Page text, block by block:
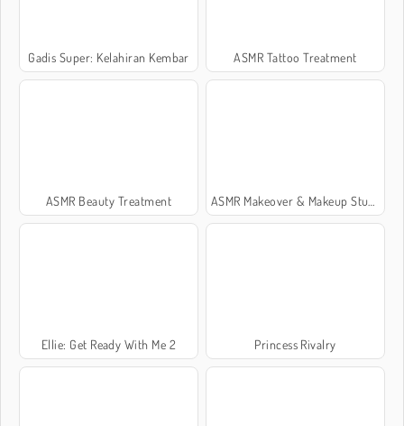
Gadis Super: Kelahiran Kembar ASMR Tattoo Treatment
ASMR Beauty Treatment ASMR Makeover & Makeup Studio
Ellie: Get Ready With Me 2 Princess Rivalry